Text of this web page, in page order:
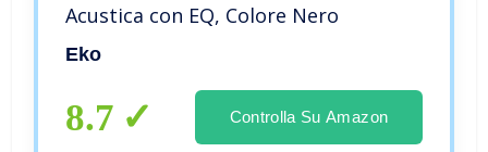
Acustica con EQ, Colore Nero
Eko
8.7 Controlla Su Amazon